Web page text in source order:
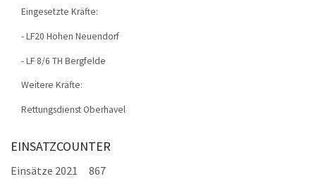
Eingesetzte Kräfte:
- LF20 Hohen Neuendorf
- LF 8/6 TH Bergfelde
Weitere Kräfte:
Rettungsdienst Oberhavel
EINSATZCOUNTER
Einsätze 2021 867